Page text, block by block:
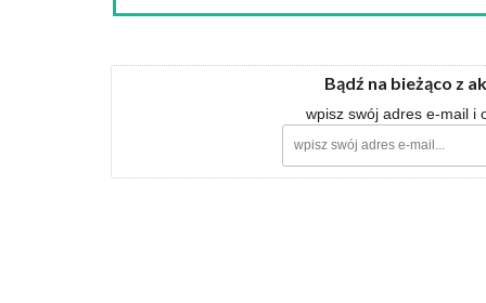
Bądź na bieżąco z
wpisz swój adres e-mail i